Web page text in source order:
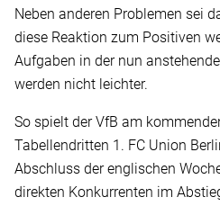
Neben anderen Problemen sei
diese Reaktion zum Positiven
Aufgaben in der nun
werden nicht leichter.
So spielt der VfB am
Tabellendritten 1. FC Union
Abschluss der englischen
direkten Konkurrenten im